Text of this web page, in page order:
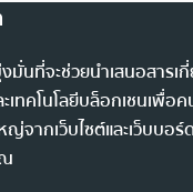
มั่นที่จะช่วยนำเสนอสารเ
ทคโนโลยีบล็อกเชนเพื่อค
จากเว็บไซต์และเว็บบอร์